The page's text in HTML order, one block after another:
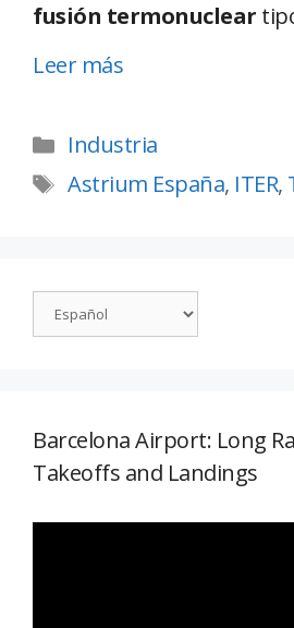
fusión termonuclear
Leer más
Industria
Astrium España, ITER,
Barcelona Airport: Long
Takeoffs and Landings